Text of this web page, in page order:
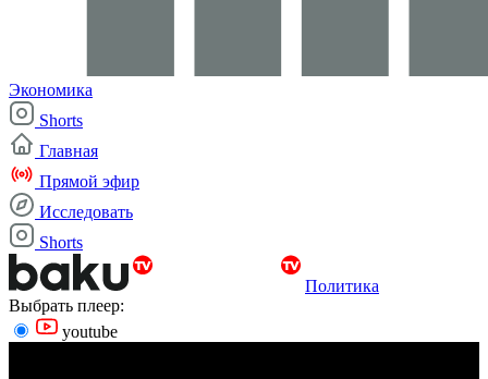
Экономика
Shorts
Главная
Прямой эфир
Исследовать
Shorts
Политика
Выбрать плеер:
youtube